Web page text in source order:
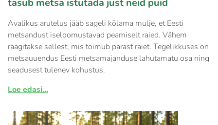
tasub metsa istutada just neid puid
Avalikus arutelus jääb sageli kõlama mulje, et Eesti
metsandust iseloomustavad peamiselt raied. Vähem
räägitakse sellest, mis toimub pärast raiet. Tegelikkuses on
metsauuendus Eesti metsamajanduse lahutamatu osa ning
seadusest tulenev kohustus.
Loe edasi...